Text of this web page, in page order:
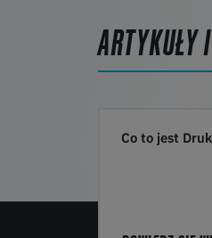
ARTYKUŁY
Co to jest